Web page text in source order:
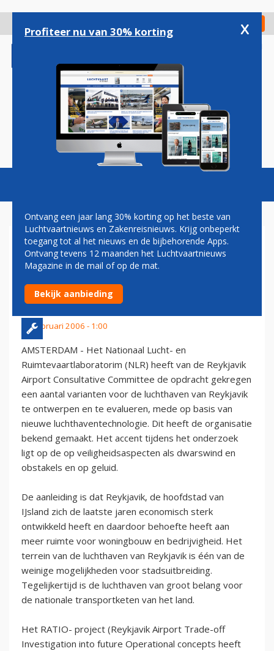
gaan
Check in
Magazine Podcasts Vacatures
NLR ONDERZOEKT
LUCHTHAVENVARIANTEN
REYKJAVIK
25 februari 2006 - 1:00
AMSTERDAM - Het Nationaal Lucht- en
Ruimtevaartlaboratorim (NLR) heeft van de Reykjavik
Airport Consultative Committee de opdracht gekregen
een aantal varianten voor de luchthaven van Reykjavik
te ontwerpen en te evalueren, mede op basis van
nieuwe luchthaventechnologie. Dit heeft de organisatie
bekend gemaakt. Het accent tijdens het onderzoek
ligt op de op veiligheidsaspecten als dwarswind en
obstakels en op geluid.
De aanleiding is dat Reykjavik, de hoofdstad van
IJsland zich de laatste jaren economisch sterk
ontwikkeld heeft en daardoor behoefte heeft aan
meer ruimte voor woningbouw en bedrijvigheid. Het
terrein van de luchthaven van Reykjavik is één van de
weinige mogelijkheden voor stadsuitbreiding.
Tegelijkertijd is de luchthaven van groot belang voor
de nationale transportketen van het land.
Het RATIO- project (Reykjavik Airport Trade-off
Investigation into future Operational concepts heeft
Profiteer nu van 30% korting x
Ontvang een jaar lang 30% korting op het beste van
Luchtvaartnieuws en Zakenreisnieuws. Krijg onbeperkt
toegang tot al het nieuws en de bijbehorende Apps.
Ontvang tevens 12 maanden het Luchtvaartnieuws
Magazine in de mail of op de mat.
Bekijk aanbieding